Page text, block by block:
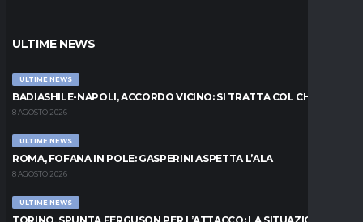
ULTIME NEWS
ULTIME NEWS
BADIASHILE-NAPOLI, ACCORDO VICINO: SI TRATTA COL CHELSEA
8 AGOSTO 2026
ULTIME NEWS
ROMA, FOFANA IN POLE: GASPERINI ASPETTA L’ALA
8 AGOSTO 2026
ULTIME NEWS